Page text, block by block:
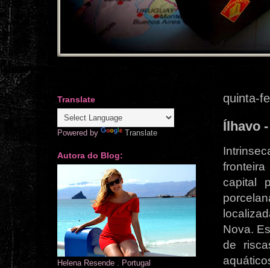
quinta-
Ílhavo
capital
Nova.
de
Translate
Powered by Translate
Autora do Blog:
Helena Resende . Portugal